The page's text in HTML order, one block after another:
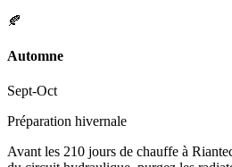
🍂
Automne
Sept-Oct
Préparation hivernale
Avant les 210 jours de chauffe à